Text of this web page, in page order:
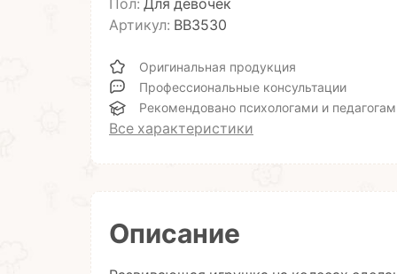
Пол: Для девочек
Артикул: ВВ3530
Оригинальная продукция
Профессиональные консультации
Рекомендовано психологами и
Все характеристики
Описание